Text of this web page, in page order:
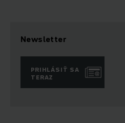
Newsletter
PRIHLÁSIŤ SA
TERAZ